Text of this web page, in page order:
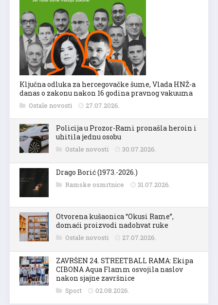
Ključna odluka za hercegovačke šume, Vlada HNŽ-a
danas o zakonu nakon 16 godina pravnog vakuuma
Ostale novosti 27.07.2026.
Policija u Prozor-Rami pronašla heroin i
uhitila jednu osobu
Ostale novosti 30.07.2026.
Drago Borić (1973.-2026.)
Ramske osmrtnice 31.07.2026.
Otvorena kušaonica “Okusi Rame”,
domaći proizvodi nadohvat ruke
Ostale novosti 27.07.2026.
ZAVRŠEN 24. STREETBALL RAMA: Ekipa
CIBONA Aqua Flamm osvojila naslov
nakon sjajne završnice
Sport 02.08.2026.